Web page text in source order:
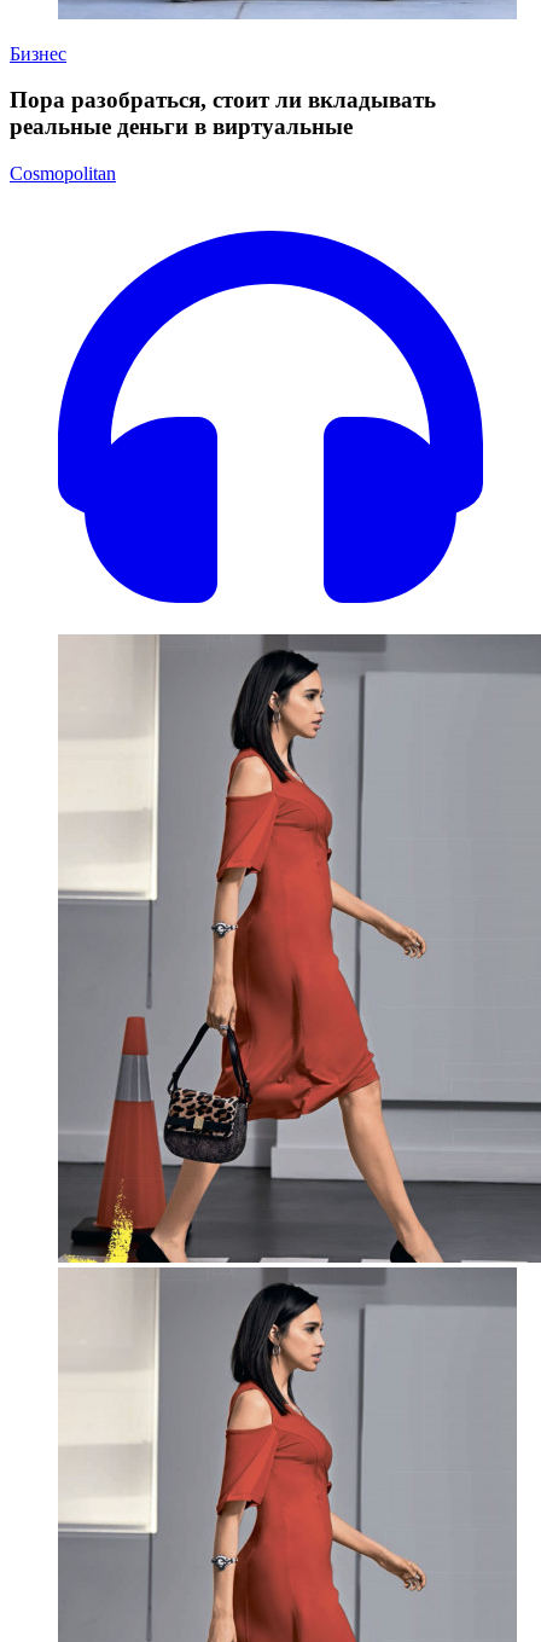
Бизнес
Пора разобраться, стоит ли вкладывать
реальные деньги в виртуальные
Cosmopolitan